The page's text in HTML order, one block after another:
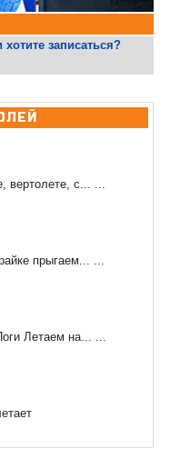
записаться?
вертолете, с... ...
прыгаем... ...
Летаем на... ...